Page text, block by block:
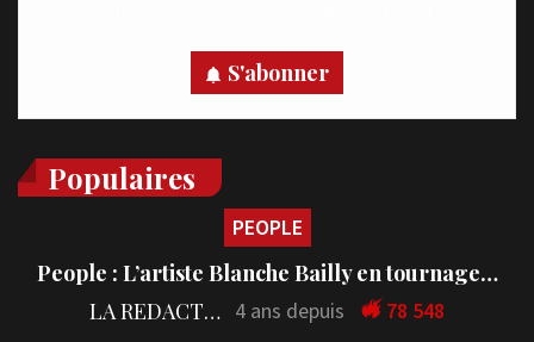
S'abonner
Populaires
PEOPLE
People : L’artiste Blanche Bailly en tournage…
LA REDACTION 4 ans depuis 78 548